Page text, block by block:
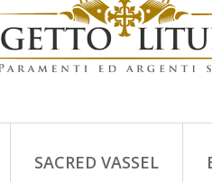
SACRED VASSEL